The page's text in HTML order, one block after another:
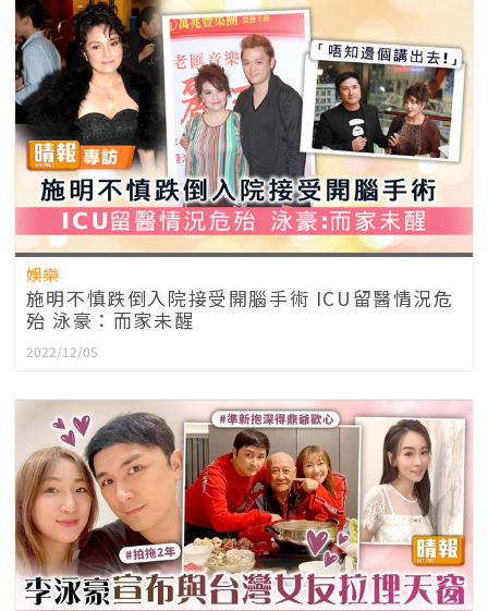
娛樂
施明不慎跌倒入院接受開腦手術 ICU留醫情況危
殆 泳豪：而家未醒
2022/12/05